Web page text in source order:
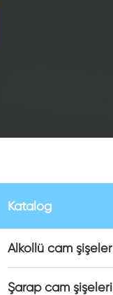
Katalog
Alkollü cam şişeler
Şarap cam şişeleri